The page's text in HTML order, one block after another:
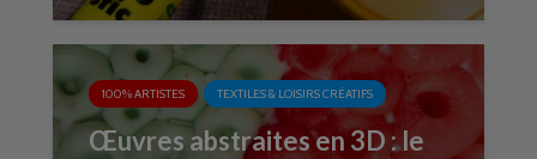
100% ARTISTES TEXTILES & LOISIRS CRÉATIFS
Œuvres abstraites en 3D : le